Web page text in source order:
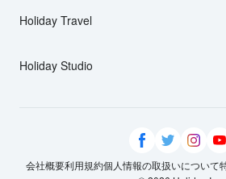
Holiday Travel
Holiday Studio
会社概要利用規約個人情報の取扱いについて